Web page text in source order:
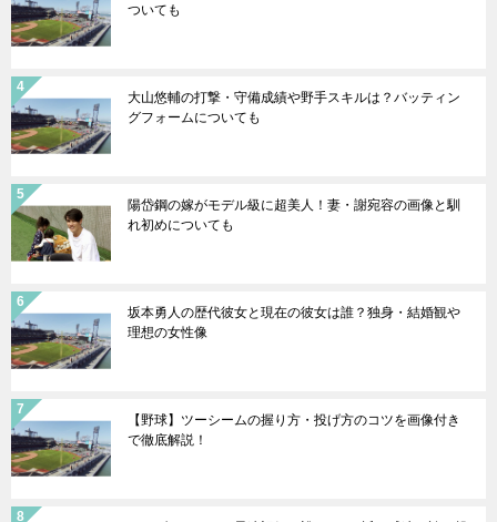
ついても
大山悠輔の打撃・守備成績や野手スキルは？バッティン
グフォームについても
陽岱鋼の嫁がモデル級に超美人！妻・謝宛容の画像と馴
れ初めについても
坂本勇人の歴代彼女と現在の彼女は誰？独身・結婚観や
理想の女性像
【野球】ツーシームの握り方・投げ方のコツを画像付き
で徹底解説！